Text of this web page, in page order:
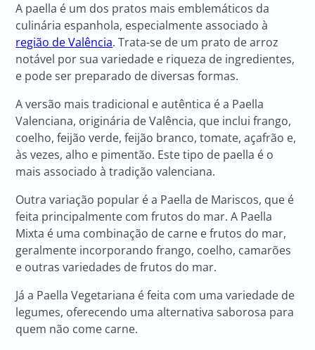
A paella é um dos pratos mais emblemáticos da
culinária espanhola, especialmente associado à
região de Valência. Trata-se de um prato de arroz
notável por sua variedade e riqueza de ingredientes,
e pode ser preparado de diversas formas.
A versão mais tradicional e autêntica é a Paella
Valenciana, originária de Valência, que inclui frango,
coelho, feijão verde, feijão branco, tomate, açafrão e,
às vezes, alho e pimentão. Este tipo de paella é o
mais associado à tradição valenciana.
Outra variação popular é a Paella de Mariscos, que é
feita principalmente com frutos do mar. A Paella
Mixta é uma combinação de carne e frutos do mar,
geralmente incorporando frango, coelho, camarões
e outras variedades de frutos do mar.
Já a Paella Vegetariana é feita com uma variedade de
legumes, oferecendo uma alternativa saborosa para
quem não come carne.